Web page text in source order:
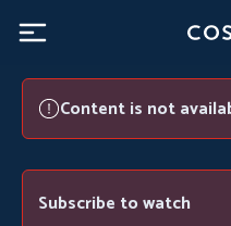
Content is not
Subscribe to watch